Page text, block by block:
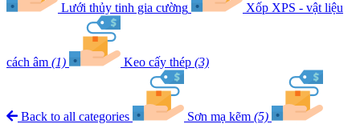
Lưới thủy tinh gia cường Xốp XPS - vật liệu
cách âm (1) Keo cấy thép (3)
Back to all categories Sơn mạ kẽm (5)